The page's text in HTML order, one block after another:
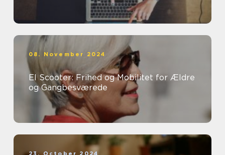
08. November 2024
El Scooter: Frihed og Mobilitet for Ældre
og Gangbesværede
23. October 2024